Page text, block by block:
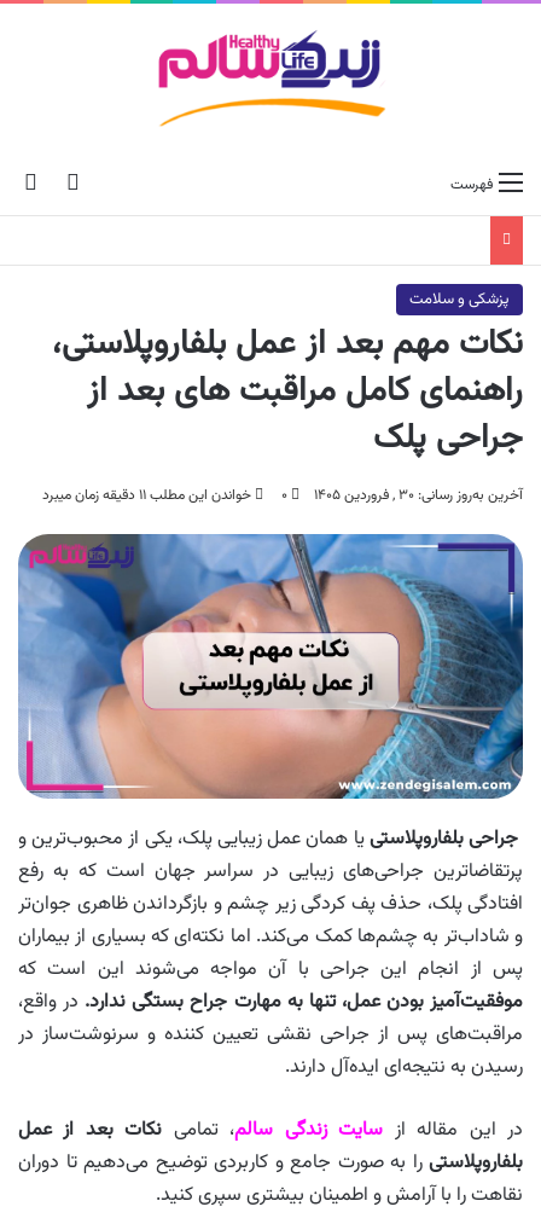
skin فهرست
پزشکی و سلامت
نکات مهم بعد از عمل بلفاروپلاستی،
راهنمای کامل مراقبت‌ های بعد از
جراحی پلک
آخرین به‌روز رسانی: ۳۰ , فروردین ۱۴۰۵ ۰ خواندن این مطلب ۱۱ دقیقه زمان میبرد
جراحی بلفاروپلاستییا همان عمل زیبایی پلک، یکی از محبوب‌ترین و
پرتقاضاترین جراحی‌های زیبایی در سراسر جهان است که به رفع
افتادگی پلک، حذف پف‌ کردگی زیر چشم و بازگرداندن ظاهری جوان‌تر
و شاداب‌تر به چشم‌ها کمک می‌کند. اما نکته‌ای که بسیاری از بیماران
پس از انجام این جراحی با آن مواجه می‌شوند این است که
موفقیت‌آمیز بودن عمل، تنها به مهارت جراح بستگی ندارد. در واقع،
مراقبت‌های پس از جراحی نقشی تعیین‌ کننده و سرنوشت‌ساز در
رسیدن به نتیجه‌ای ایده‌آل دارند.
در این مقاله از سایت زندگی سالم، تمامی نکات بعد از عمل
بلفاروپلاستی را به‌ صورت جامع و کاربردی توضیح می‌دهیم تا دوران
نقاهت را با آرامش و اطمینان بیشتری سپری کنید.